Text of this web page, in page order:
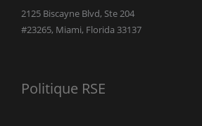
2125 Biscayne Blvd, Ste 204
#23265, Miami, Florida 33137
Politique RSE